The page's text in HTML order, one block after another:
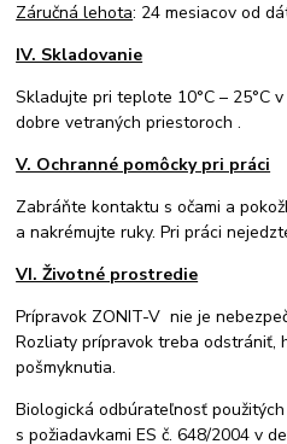
Záručná lehota: 24 mesiacov od
IV. Skladovanie
Skladujte pri teplote 10°C – 25°C
dobre vetraných priestoroch .
V. Ochranné pomôcky pri práci
Zabráňte kontaktu s očami a
a nakrémujte ruky. Pri práci
VI. Životné prostredie
Prípravok ZONIT-V nie je
Rozliaty prípravok treba odstrániť,
pošmyknutia.
Biologická odbúrateľnosť
s požiadavkami ES č. 648/2004 v